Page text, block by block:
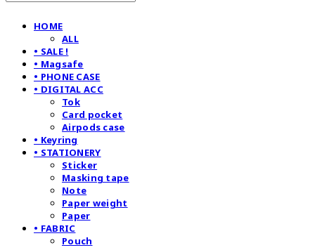
HOME
ALL
• SALE !
• Magsafe
• PHONE CASE
• DIGITAL ACC
Tok
Card pocket
Airpods case
• Keyring
• STATIONERY
Sticker
Masking tape
Note
Paper weight
Paper
• FABRIC
Pouch